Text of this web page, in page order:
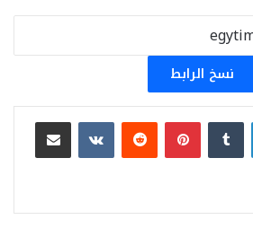
نسخ الرابط
لينكدإن بينتيريست
مشاركة عبر البريد